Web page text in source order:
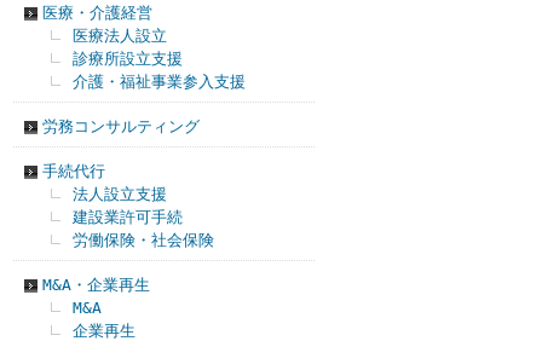
医療・介護経営
医療法人設立
診療所設立支援
介護・福祉事業参入支援
労務コンサルティング
手続代行
法人設立支援
建設業許可手続
労働保険・社会保険
M&A・企業再生
M&A
企業再生